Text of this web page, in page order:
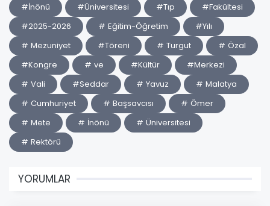
#İnönü #Üniversitesi #Tıp
#Fakültesi
#2025-2026
# Eğitim-Öğretim
#Yılı
# Mezuniyet
#Töreni # Turgut
# Özal
#Kongre
# ve #Kültür
#Merkezi
# Vali
#Seddar # Yavuz
# Malatya
# Cumhuriyet
# Başsavcısı
# Ömer
# Mete
# İnönü
# Üniversitesi
# Rektörü
YORUMLAR